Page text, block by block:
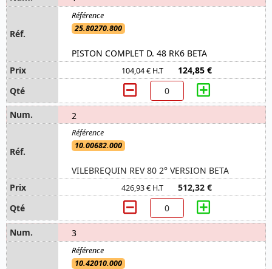
25.80270.800
PISTON COMPLET D. 48 RK6 BETA
104,04 € H.T 124,85 €
2
10.00682.000
VILEBREQUIN REV 80 2° VERSION BETA
426,93 € H.T 512,32 €
3
10.42010.000